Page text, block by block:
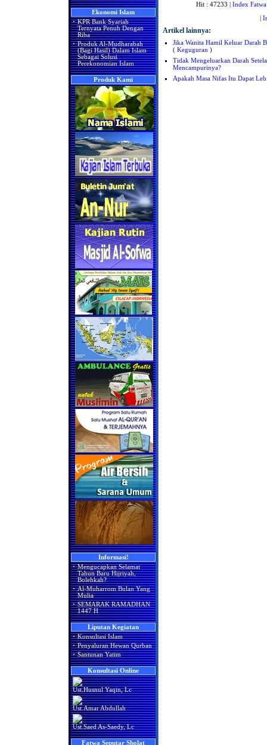
Ekonomi Islam
· KPR Bank Syariah
Ternyata Penuh Dengan
Riba
· Produk Al-Mudharabah
(Bagi Hasil) Dalam Islam
Sebagai Solusi
Perekonomian Islam
Produk Kami
Informasi!
· Mengucapkan Selamat
Tahun Baru Hijriyah,
Bolehkah?
· Al-Muharrom Bulan Yang
Mulia
· SEMARAK RAMADHAN
1447 H
Liputan Kegiatan
· Konsultasi Islam
· Penyaluran Hewan Qurban
· Santunan Yatim
Konsultasi Online
Ust.Husnul Yaqin, Lc
Ust.Amar Abdullah
Ust.Saed As-Saedy, Lc
Fatwa Seputar Sholat
Hit : 47233 | Index Fatwa
|
Artikel lainnya:
Jika Wanita Hamil Keluar Darah
( Keguguran )
Tidak Mengeluarkan Darah
Mencampurinya?
Apakah Masa Nifas Itu Dapat